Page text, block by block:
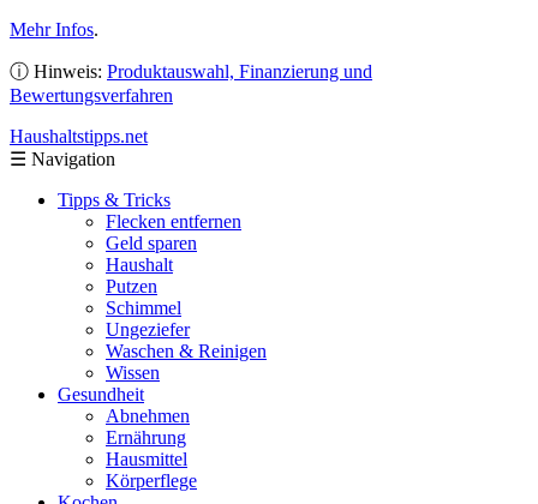
Mehr Infos.
ⓘ Hinweis: Produktauswahl, Finanzierung und
Bewertungsverfahren
Haushaltstipps.net
☰ Navigation
Tipps & Tricks
Flecken entfernen
Geld sparen
Haushalt
Putzen
Schimmel
Ungeziefer
Waschen & Reinigen
Wissen
Gesundheit
Abnehmen
Ernährung
Hausmittel
Körperflege